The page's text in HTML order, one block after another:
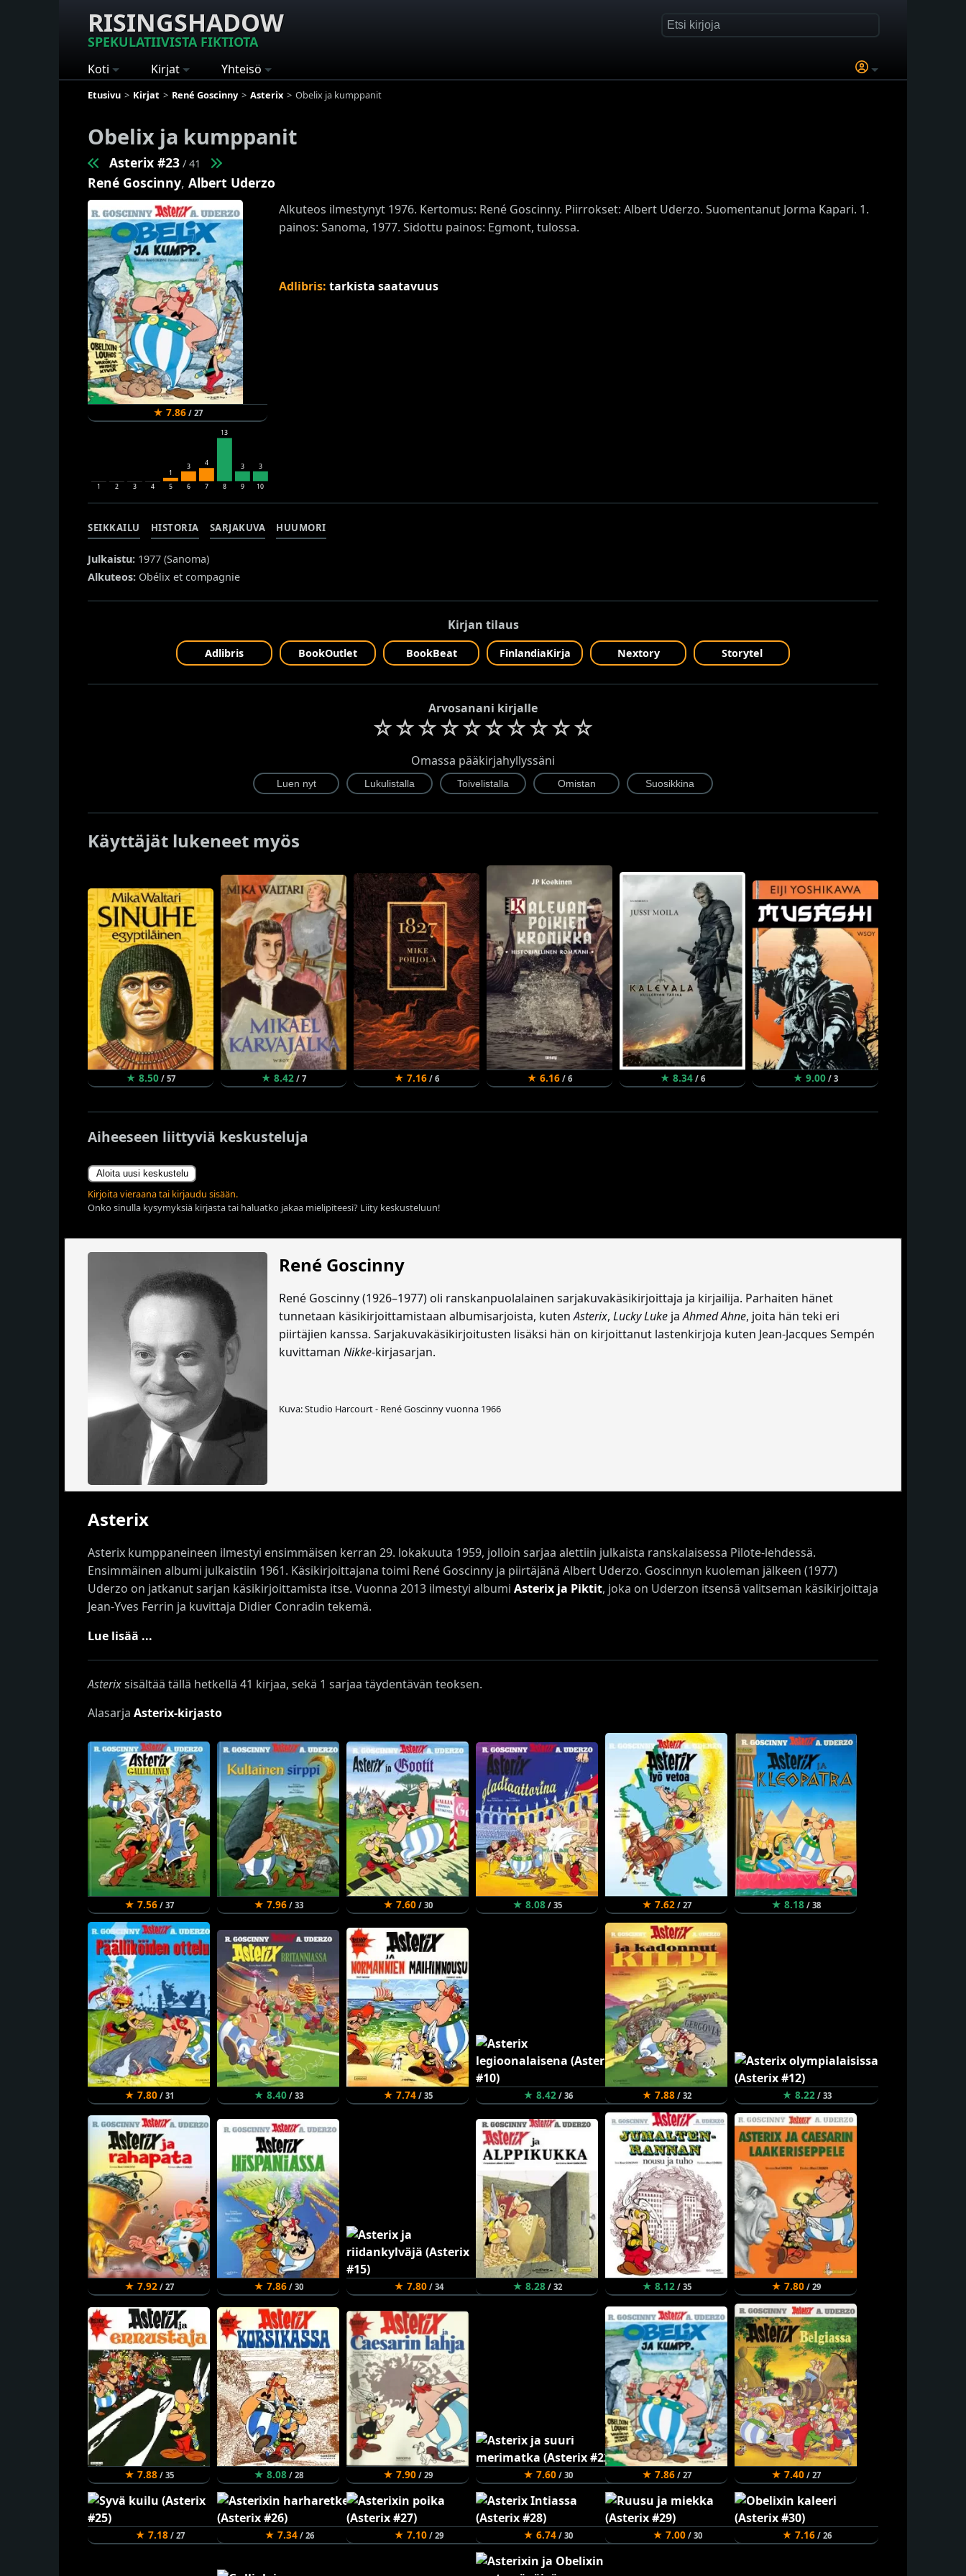
RISINGSHADOW
SPEKULATIIVISTA FIKTIOTA
Koti Kirjat Yhteisö
Etusivu Kirjat René Goscinny Asterix Obelix ja kumppanit
Obelix ja kumppanit
Asterix #23 / 41
René Goscinny, Albert Uderzo
★ 7.86/ 27
1 2 3 4
1
5
3
6
4
7
13
8
3
9
3
10
Alkuteos ilmestynyt 1976. Kertomus: René Goscinny. Piirrokset: Albert Uderzo. Suomentanut Jorma Kapari. 1.
painos: Sanoma, 1977. Sidottu painos: Egmont, tulossa.
Adlibris: tarkista saatavuus
SEIKKAILU HISTORIA SARJAKUVA HUUMORI
Julkaistu: 1977 (Sanoma)
Alkuteos: Obélix et compagnie
Kirjan tilaus
Adlibris BookOutlet BookBeat FinlandiaKirja Nextory Storytel
Arvosanani kirjalle
☆☆☆☆☆☆☆☆☆☆
Omassa pääkirjahyllyssäni
Käyttäjät lukeneet myös
★ 8.50 / 57 ★ 8.42 / 7 ★ 7.16 / 6 ★ 6.16 / 6 ★ 8.34 / 6 ★ 9.00 / 3
Aiheeseen liittyviä keskusteluja
Aloita uusi keskustelu
Kirjoita vieraana tai kirjaudu sisään.
Onko sinulla kysymyksiä kirjasta tai haluatko jakaa mielipiteesi? Liity keskusteluun!
René Goscinny
René Goscinny (1926–1977) oli ranskanpuolalainen sarjakuvakäsikirjoittaja ja kirjailija. Parhaiten hänet
tunnetaan käsikirjoittamistaan albumisarjoista, kutenAsterix, Lucky Luke jaAhmed Ahne, joita hän teki eri
piirtäjien kanssa. Sarjakuvakäsikirjoitusten lisäksi hän on kirjoittanut lastenkirjoja kuten Jean-Jacques Sempén
kuvittaman Nikke-kirjasarjan.
Kuva: Studio Harcourt - René Goscinny vuonna 1966
Asterix
Asterix kumppaneineen ilmestyi ensimmäisen kerran 29. lokakuuta 1959, jolloin sarjaa alettiin julkaista ranskalaisessa Pilote-lehdessä.
Ensimmäinen albumi julkaistiin 1961. Käsikirjoittajana toimi René Goscinny ja piirtäjänä Albert Uderzo. Goscinnyn kuoleman jälkeen (1977)
Uderzo on jatkanut sarjan käsikirjoittamista itse. Vuonna 2013 ilmestyi albumi Asterix ja Piktit, joka on Uderzon itsensä valitseman käsikirjoittaja
Jean-Yves Ferrin ja kuvittaja Didier Conradin tekemä.
Lue lisää ...
Asterixsisältää tällä hetkellä 41 kirjaa, sekä 1 sarjaa täydentävän teoksen.
Alasarja Asterix-kirjasto
★ 7.56/ 37 ★ 7.96/ 33 ★ 7.60/ 30 ★ 8.08/ 35 ★ 7.62/ 27 ★ 8.18/ 38
★ 7.80/ 31 ★ 8.40/ 33 ★ 7.74/ 35 ★ 8.42/ 36 ★ 7.88/ 32 ★ 8.22/ 33
★ 7.92/ 27 ★ 7.86/ 30 ★ 7.80/ 34 ★ 8.28/ 32 ★ 8.12/ 35 ★ 7.80/ 29
★ 7.88/ 35 ★ 8.08/ 28 ★ 7.90/ 29 ★ 7.60/ 30 ★ 7.86/ 27 ★ 7.40/ 27
★ 7.18/ 27 ★ 7.34/ 26 ★ 7.10/ 29 ★ 6.74/ 30 ★ 7.00/ 30 ★ 7.16/ 26